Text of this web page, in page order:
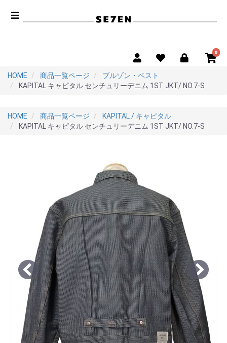
0
HOME 商品一覧ページ
ブルゾン・ベスト
KAPITAL キャピタル センチュリーデニム 1ST JKT/ NO.7-S
HOME 商品一覧ページ
KAPITAL / キャピタル
KAPITAL キャピタル センチュリーデニム 1ST JKT/ NO.7-S